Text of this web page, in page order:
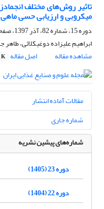
تاثیر روش‌های مختلف
میکروبی و ارزیابی حسی
دوره 15، شماره 82، آذر 1397، صفحه
ابراهیم علیزاده دوغیکلائی، طاهر
مشاهده مقاله
اصل مقاله K
مقالات آماده انتشار
شماره جاری
شماره‌های پیشین نشریه
دوره 23 (1405)
دوره 22 (1404)